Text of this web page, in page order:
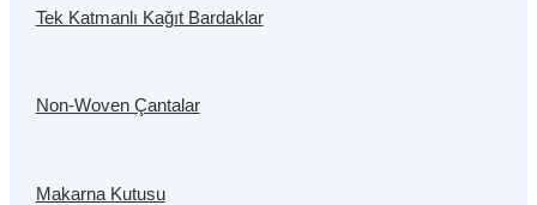
Tek Katmanlı Kağıt Bardaklar
Non-Woven Çantalar
Makarna Kutusu